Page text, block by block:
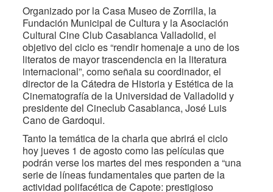
Organizado por la Casa Museo de Zorrilla, la
Fundación Municipal de Cultura y la Asociación
Cultural Cine Club Casablanca Valladolid, el
objetivo del ciclo es “rendir homenaje a uno de los
literatos de mayor trascendencia en la literatura
internacional”, como señala su coordinador, el
director de la Cátedra de Historia y Estética de la
Cinematografía de la Universidad de Valladolid y
presidente del Cineclub Casablanca, José Luis
Cano de Gardoqui.
Tanto la temática de la charla que abrirá el ciclo
hoy jueves 1 de agosto como las películas que
podrán verse los martes del mes responden a “una
serie de líneas fundamentales que parten de la
actividad polifacética de Capote: prestigioso